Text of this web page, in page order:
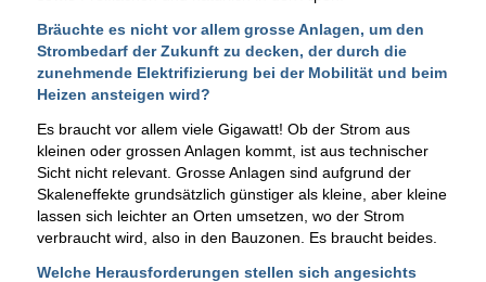
Bräuchte es nicht vor allem grosse Anlagen, um den
Strombedarf der Zukunft zu decken, der durch die
zunehmende Elektrifizierung bei der Mobilität und beim
Heizen ansteigen wird?
Es braucht vor allem viele Gigawatt! Ob der Strom aus
kleinen oder grossen Anlagen kommt, ist aus technischer
Sicht nicht relevant. Grosse Anlagen sind aufgrund der
Skaleneffekte grundsätzlich günstiger als kleine, aber kleine
lassen sich leichter an Orten umsetzen, wo der Strom
verbraucht wird, also in den Bauzonen. Es braucht beides.
Welche Herausforderungen stellen sich angesichts